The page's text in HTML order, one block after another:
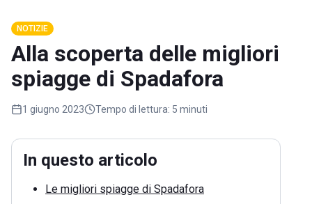
NOTIZIE
Alla scoperta delle migliori
spiagge di Spadafora
1 giugno 2023 Tempo di lettura: 5 minuti
In questo articolo
Le migliori spiagge di Spadafora